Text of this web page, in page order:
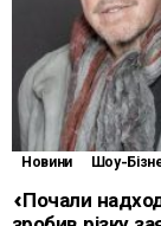
Новини Шоу-
«Почали